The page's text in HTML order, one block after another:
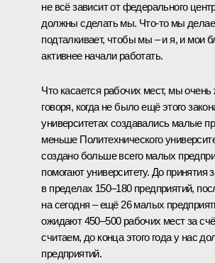
не всё зависит от федерального
должны сделать мы. Что‑то мы
подталкивает, чтобы мы – и я, и мои
активнее начали работать.
Что касается рабочих мест, мы
говоря, когда не было ещё этого
университетах создавались малые
меньше Политехнического
создано больше всего малых
помогают университету. До принятия
в пределах 150–180 предприятий,
на сегодня – ещё 26 малых
ожидают 450–500 рабочих мест за
считаем, до конца этого года у нас
предприятий.